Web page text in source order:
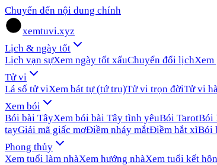
Chuyển đến nội dung chính
xemtuvi.xyz
Lịch & ngày tốt
Lịch vạn sựXem ngày tốt xấuChuyển đổi lịchXem
Tử vi
Lá số tử viXem bát tự (tứ trụ)Tử vi trọn đờiTử vi
Xem bói
Bói bài TâyXem bói bài Tây tình yêuBói TarotBói
tayGiải mã giấc mơĐiềm nháy mắtĐiềm hắt xìBói
Phong thủy
Xem tuổi làm nhàXem hướng nhàXem tuổi kết hôn